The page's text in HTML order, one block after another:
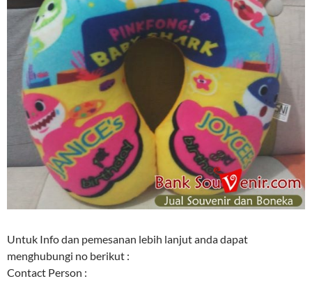
Untuk Info dan pemesanan lebih lanjut anda dapat
menghubungi no berikut :
Contact Person :